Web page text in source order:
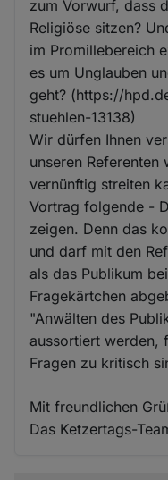
zum Vorwurf, dass
Religiöse sitzen?
im Promillebereich
es um Unglauben
geht? (https://
stuehlen-13138)
Wir dürfen Ihnen
unseren
vernünftig streiten
Vortrag folgende -
zeigen. Denn das
und darf mit den
als das Publikum
Fragekärtchen
"Anwälten des
aussortiert werden,
Fragen zu kritisch
Mit freundlichen
Das Ketzertags-